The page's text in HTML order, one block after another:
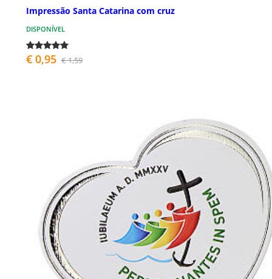
Impressão Santa Catarina com cruz
DISPONÍVEL
€ 0,95 € 1,59